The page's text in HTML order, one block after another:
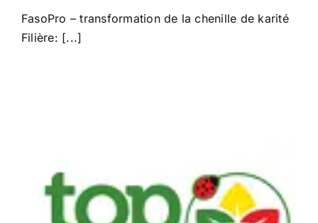
FasoPro – transformation de la chenille de karité
Filière: [...]